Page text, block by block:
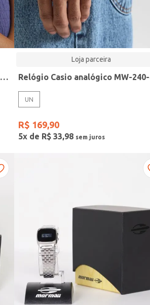
Relógio +Acessório Condor Feminino DOURADO
Loja parceira
UN
R$ 169,90
5x de R$ 33,98